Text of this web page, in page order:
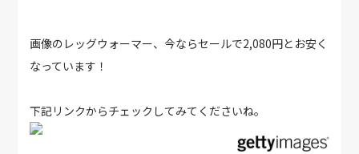
画像のレッグウォーマー、今ならセールで2,080円とお安く
なっています！
下記リンクからチェックしてみてくださいね。